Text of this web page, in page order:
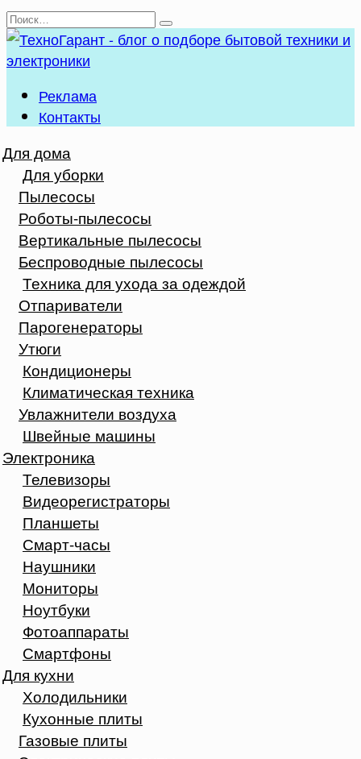
Перейти
к
содержанию
Search
for:
Реклама
Контакты
Для дома
Для уборки
Пылесосы
Роботы-пылесосы
Вертикальные пылесосы
Беспроводные пылесосы
Техника для ухода за одеждой
Отпариватели
Парогенераторы
Утюги
Кондиционеры
Климатическая техника
Увлажнители воздуха
Швейные машины
Электроника
Телевизоры
Видеорегистраторы
Планшеты
Смарт-часы
Наушники
Мониторы
Ноутбуки
Фотоаппараты
Смартфоны
Для кухни
Холодильники
Кухонные плиты
Газовые плиты